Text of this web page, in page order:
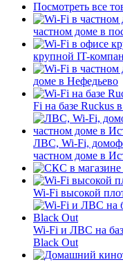
Посмотреть все
частном доме в
крупной IT-
доме в Нефедьево
Fi на базе Ruckus
ЛВС, Wi-Fi,
частном доме в
Wi-Fi высокой
Wi-Fi и ЛВС на
Black Out